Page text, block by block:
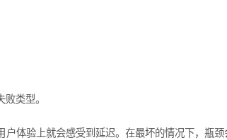
类型。
户体验上就会感受到延迟。在最坏的情况下，瓶